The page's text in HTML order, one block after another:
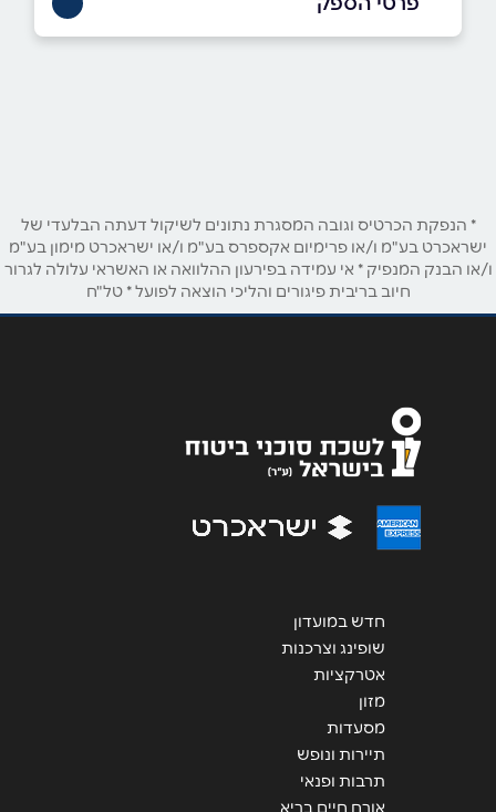
שם מלא*
טלפון*
נושא
אנא חזרו אלי בקשר ל...
הודעה*
* הנפקת הכרטיס וגובה המסגרת נתונים לשיקול דעתה הבלעדי של
ישראכרט בע"מ ו/או פרימיום אקספרס בע"מ ו/או ישראכרט מימון בע"מ
ו/או הבנק המנפיק * אי עמידה בפירעון ההלוואה או האשראי עלולה לגרור
חיוב בריבית פיגורים והליכי הוצאה לפועל * טל"ח
חדש במועדון
שופינג וצרכנות
אטרקציות
מזון
מסעדות
תיירות ונופש
תרבות ופנאי
אורח חיים בריא